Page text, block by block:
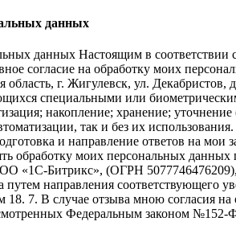
данных
данных Настоящим в
согласие на обработку моих
г. Жигулевск, ул. Декабристов,
специальными или
накопление; хранение;
так и без их
и направление ответов на
обработку моих персональных
«1С-Битрикс», (ОГРН 5077746476209),
путем направления соответствующего
18. 7. В случае отзыва мною согласия
Федеральным законом №152-